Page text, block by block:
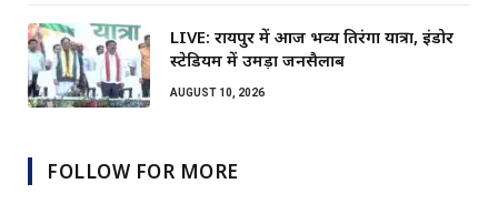
LIVE: रायपुर में आज भव्य तिरंगा यात्रा, इंडोर
स्टेडियम में उमड़ा जनसैलाब
AUGUST 10, 2026
FOLLOW FOR MORE